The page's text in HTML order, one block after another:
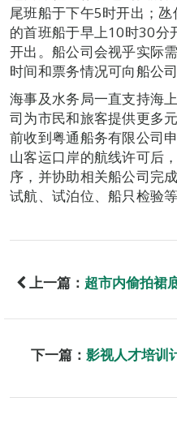
尾班船于下午5时开出；
的首班船于早上10时30分
开出。船公司会视乎实际
时间和票务情况可向船公司
海事及水务局一直支持海
司为市民和旅客提供更多
前收到粤通船务有限公司
山客运口岸的航线许可后
序，并协助相关船公司完
试航、试泊位、船只检验等
上一篇： 超市内偷拍裙
下一篇： 影视人才培训